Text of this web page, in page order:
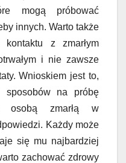
mogą próbować
innych. Warto także
z zmarłym
i nie zawsze
Wnioskiem jest to,
na próbę
osobą zmarłą w
Każdy może
się mu najbardziej
zachować zdrowy